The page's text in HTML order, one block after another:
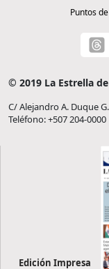
Puntos
© 2019 La Estrella
C/ Alejandro A. Duque
Teléfono: +507 204-0000
Edición Impresa